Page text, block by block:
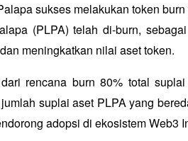
sukses melakukan token
(PLPA) telah di-burn,
meningkatkan nilai aset token.
rencana burn 80% total
suplai aset PLPA yang
adopsi di ekosistem Web3